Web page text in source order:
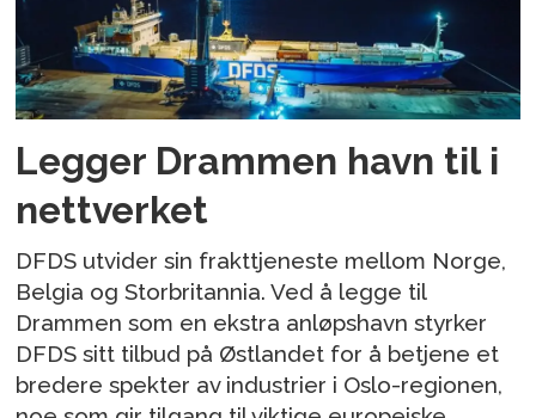
Legger Drammen havn til i
nettverket
DFDS utvider sin frakttjeneste mellom Norge,
Belgia og Storbritannia. Ved å legge til
Drammen som en ekstra anløpshavn styrker
DFDS sitt tilbud på Østlandet for å betjene et
bredere spekter av industrier i Oslo-regionen,